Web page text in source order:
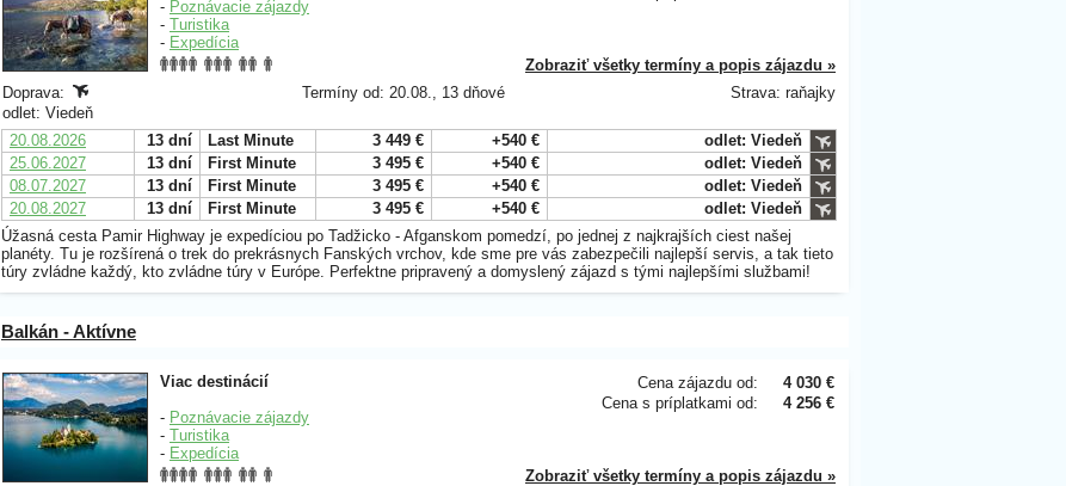
- Poznávacie zájazdy
- Turistika
- Expedícia
Zobraziť všetky termíny a popis zájazdu »
Doprava:
Termíny od: 20.08., 13 dňové
Strava: raňajky
odlet: Viedeň
20.08.2026
13 dní Last Minute 3 449 € +540 €
odlet: Viedeň
25.06.2027
13 dní First Minute 3 495 € +540 €
odlet: Viedeň
08.07.2027
13 dní First Minute 3 495 € +540 €
odlet: Viedeň
20.08.2027
13 dní First Minute 3 495 € +540 €
odlet: Viedeň
Úžasná cesta Pamir Highway je expedíciou po Tadžicko - Afganskom pomedzí, po jednej z najkrajších ciest našej
planéty. Tu je rozšírená o trek do prekrásnych Fanských vrchov, kde sme pre vás zabezpečili najlepší servis, a tak tieto
túry zvládne každý, kto zvládne túry v Európe. Perfektne pripravený a domyslený zájazd s tými najlepšími službami!
Balkán - Aktívne
Cena zájazdu od:
4 030 €
Cena s príplatkami od:
4 256 €
Viac destinácií
- Poznávacie zájazdy
- Turistika
- Expedícia
Zobraziť všetky termíny a popis zájazdu »